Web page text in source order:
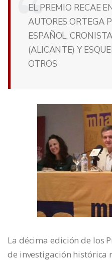
EL PREMIO RECAE
AUTORES ORTEGA
ESPAÑOL,
(ALICANTE) Y
OTROS
La décima edición de los
de investigación histórica